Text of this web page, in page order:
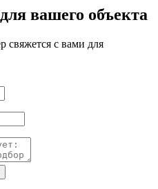
вашего объекта
свяжется с вами для